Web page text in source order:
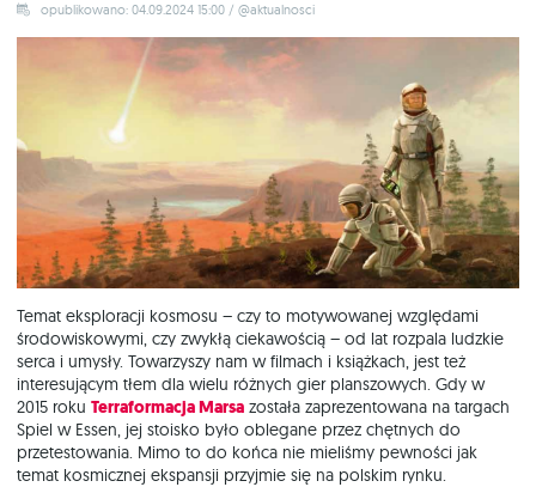
opublikowano: 04.09.2024 15:00 / @aktualnosci
Temat eksploracji kosmosu – czy to motywowanej względami
środowiskowymi, czy zwykłą ciekawością – od lat rozpala ludzkie
serca i umysły. Towarzyszy nam w filmach i książkach, jest też
interesującym tłem dla wielu różnych gier planszowych. Gdy w
2015 roku Terraformacja Marsa została zaprezentowana na targach
Spiel w Essen, jej stoisko było oblegane przez chętnych do
przetestowania. Mimo to do końca nie mieliśmy pewności jak
temat kosmicznej ekspansji przyjmie się na polskim rynku.